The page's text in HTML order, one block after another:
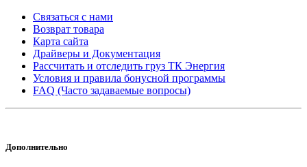
Связаться с нами
Возврат товара
Карта сайта
Драйверы и Документация
Рассчитать и отследить груз ТК Энергия
Условия и правила бонусной программы
FAQ (Часто задаваемые вопросы)
Дополнительно